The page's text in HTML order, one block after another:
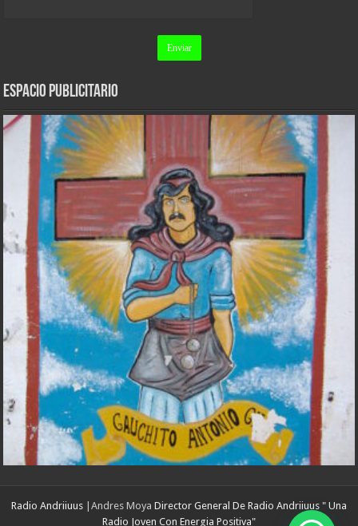
ESPACIO PUBLICITARIO
Radio Andriiuus |Andres Moya Director General De Radio Andriiuus " Una
Radio Joven Con Energia Positiva"